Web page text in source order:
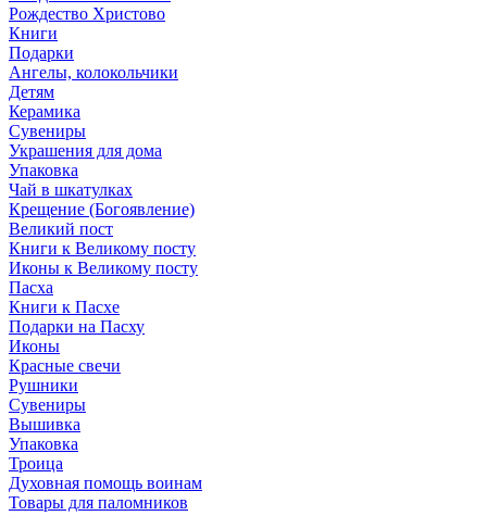
Рождество Христово
Книги
Подарки
Ангелы, колокольчики
Детям
Керамика
Сувениры
Украшения для дома
Упаковка
Чай в шкатулках
Крещение (Богоявление)
Великий пост
Книги к Великому посту
Иконы к Великому посту
Пасха
Книги к Пасхе
Подарки на Пасху
Иконы
Красные свечи
Рушники
Сувениры
Вышивка
Упаковка
Троица
Духовная помощь воинам
Товары для паломников